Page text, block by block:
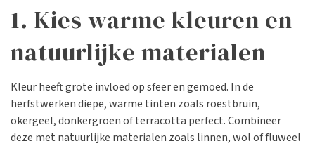
1. Kies warme kleuren en
natuurlijke materialen
Kleur heeft grote invloed op sfeer en gemoed. In de
herfstwerken diepe, warme tinten zoals roestbruin,
okergeel, donkergroen of terracotta perfect. Combineer
deze met natuurlijke materialen zoals linnen, wol of fluweel